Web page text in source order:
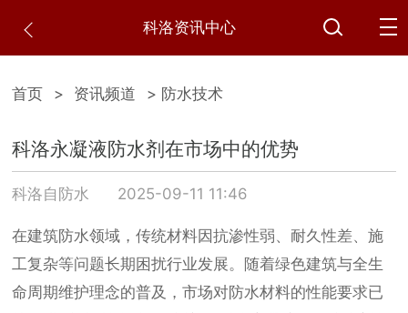
科洛资讯中心
首页 > 资讯频道 > 防水技术
科洛永凝液防水剂在市场中的优势
科洛自防水 2025-09-11 11:46
在建筑防水领域，传统材料因抗渗性弱、耐久性差、施
工复杂等问题长期困扰行业发展。随着绿色建筑与全生
命周期维护理念的普及，市场对防水材料的性能要求已